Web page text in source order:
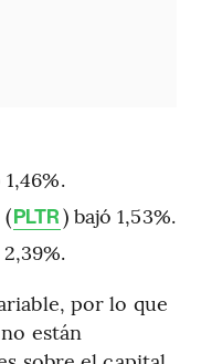
PLTR) bajó 1,53%.
por lo que
están